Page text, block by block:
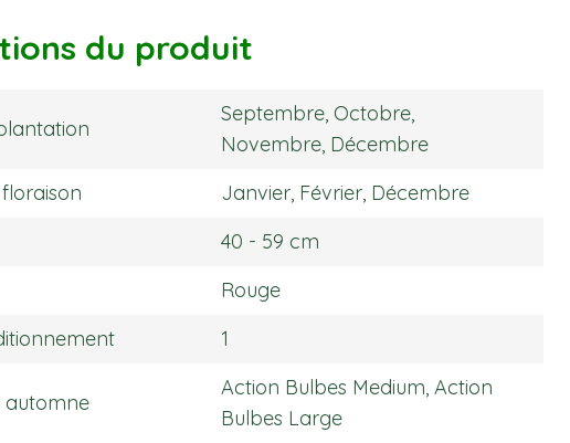
du produit
Septembre, Octobre,
Novembre, Décembre
Janvier, Février, Décembre
40 - 59 cm
Rouge
1
automne
Action Bulbes Medium, Action
Bulbes Large